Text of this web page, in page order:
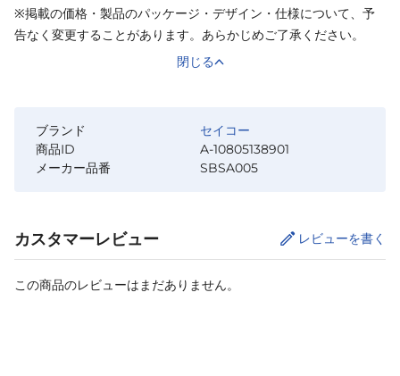
※掲載の価格・製品のパッケージ・デザイン・仕様について、予
告なく変更することがあります。あらかじめご了承ください。
閉じる
ブランド
セイコー
商品ID
A-10805138901
メーカー品番
SBSA005
カスタマーレビュー レビューを書く
この商品のレビューはまだありません。